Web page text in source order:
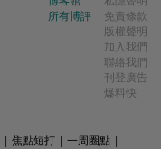
所有博評
免責條款
版權聲明
加入我們
聯絡我們
刊登廣告
爆料快
焦點短打 一周圈點